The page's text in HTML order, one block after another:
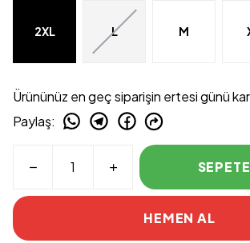
2XL L M
Ürününüz en geç siparişin ertesi günü
Paylaş:
HEMEN AL